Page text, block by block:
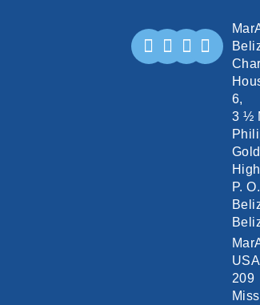
6,
3 ½
P.
USA
209